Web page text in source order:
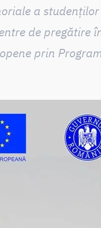
a
de pregătire
prin